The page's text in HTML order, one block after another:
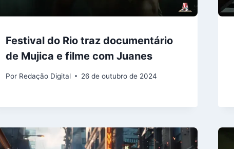
Festival do Rio traz documentário
de Mujica e filme com Juanes
Por Redação Digital 26 de outubro de 2024